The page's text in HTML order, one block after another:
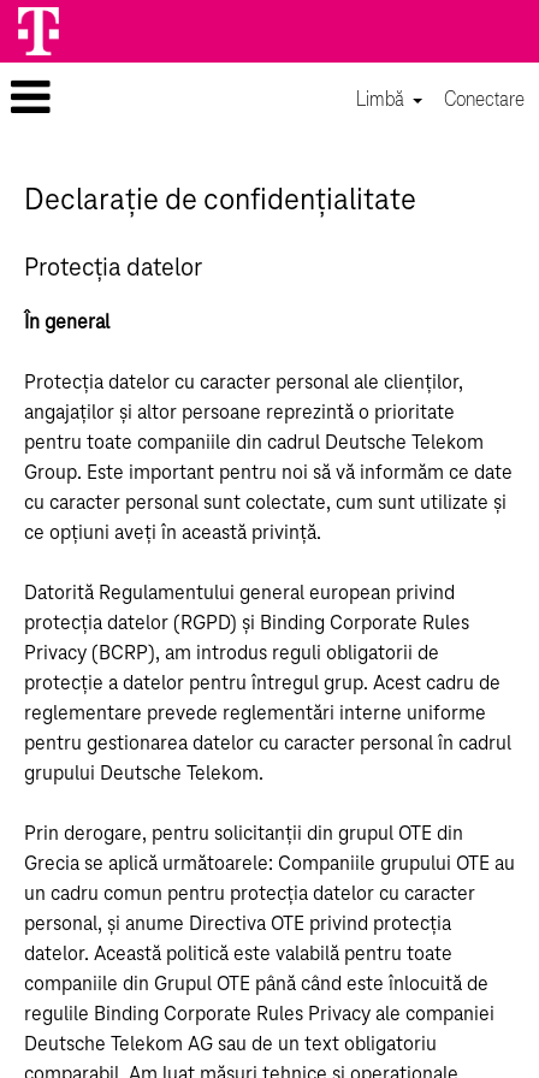
Limbă Conectare
Declarație de confidențialitate
Protecția datelor
În general
Protecția datelor cu caracter personal ale clienților,
angajaților și altor persoane reprezintă o prioritate
pentru toate companiile din cadrul Deutsche Telekom
Group. Este important pentru noi să vă informăm ce date
cu caracter personal sunt colectate, cum sunt utilizate și
ce opțiuni aveți în această privință.
Datorită Regulamentului general european privind
protecția datelor (RGPD) și Binding Corporate Rules
Privacy (BCRP), am introdus reguli obligatorii de
protecție a datelor pentru întregul grup. Acest cadru de
reglementare prevede reglementări interne uniforme
pentru gestionarea datelor cu caracter personal în cadrul
grupului Deutsche Telekom.
Prin derogare, pentru solicitanții din grupul OTE din
Grecia se aplică următoarele: Companiile grupului OTE au
un cadru comun pentru protecția datelor cu caracter
personal, și anume Directiva OTE privind protecția
datelor. Această politică este valabilă pentru toate
companiile din Grupul OTE până când este înlocuită de
regulile Binding Corporate Rules Privacy ale companiei
Deutsche Telekom AG sau de un text obligatoriu